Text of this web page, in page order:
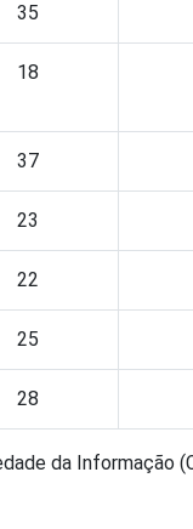
35
18
37
23
22
25
28
da